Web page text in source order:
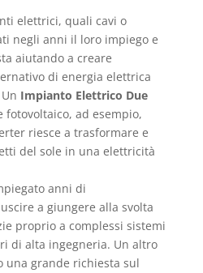
elettrici, quali cavi o
negli anni il loro impiego e
aiutando a creare
di energia elettrica
Impianto Elettrico Due
ad esempio,
riesce a trasformare e
del sole in una elettricità
anni di
a giungere alla svolta
proprio a complessi sistemi
di alta ingegneria. Un altro
una grande richiesta sul